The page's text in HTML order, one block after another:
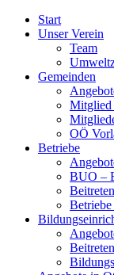
Start
Unser Verein
Team
Gemeinden
Mitglied
OÖ
Betriebe
BUO –
Beitreten
Beitreten